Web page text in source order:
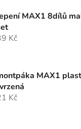
MAX1 8dílů
Kč
MAX1
Kč